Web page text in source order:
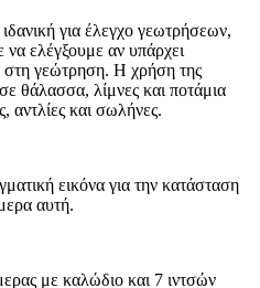
για έλεγχο γεωτρήσεων,
ελέγξουμε αν υπάρχει
γεώτρηση. Η χρήση της
θάλασσα, λίμνες και ποτάμια
αντλίες και σωλήνες.
εικόνα για την κατάσταση
αυτή.
με καλώδιο και 7 ιντσών